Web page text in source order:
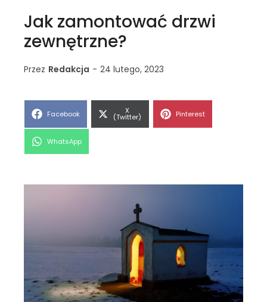
Jak zamontować drzwi
zewnętrzne?
Przez Redakcja - 24 lutego, 2023
Share
Facebook Share
on
X
(Twitter) Share
Pinterest
Share
WhatsApp